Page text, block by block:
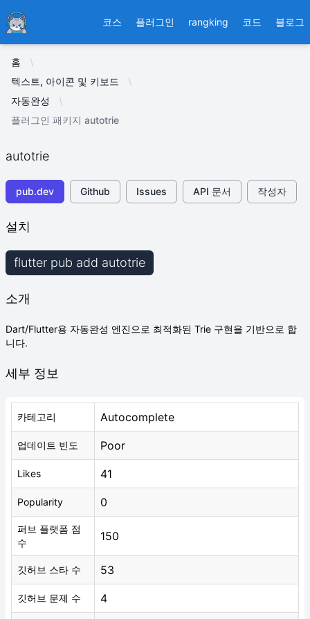
Ducafecat 코스 플러그인 rangking 코드 블로그
홈
텍스트, 아이콘 및 키보드
자동완성
플러그인 패키지 autotrie
autotrie
pub.dev Github Issues API 문서 작성자
설치
flutter pub add autotrie
소개
Dart/Flutter용 자동완성 엔진으로 최적화된 Trie 구현을 기반으로 합
니다.
세부 정보
카테고리 Autocomplete
업데이트 빈도 Poor
Likes 41
Popularity 0
퍼브 플랫폼 점
수
150
깃허브 스타 수 53
깃허브 문제 수 4